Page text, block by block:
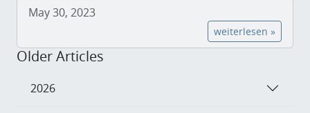
May 30, 2023
weiterlesen »
Older Articles
2026